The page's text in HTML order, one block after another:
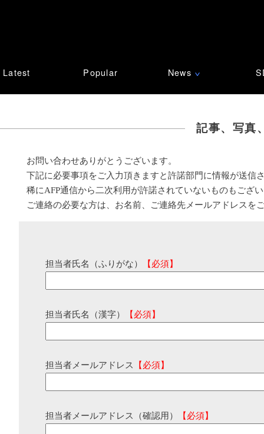
Latest Popular News ∨
記事、写真
お問い合わせありがとうございます。
下記に必要事項をご入力頂きますと許諾部門に情報が送信
稀にAFP通信から二次利用が許諾されていないものもござ
ご連絡の必要な方は、お名前、ご連絡先メールアドレスを
担当者氏名（ふりがな） 【必須】
担当者氏名（漢字） 【必須】
担当者メールアドレス 【必須】
担当者メールアドレス（確認用） 【必須】